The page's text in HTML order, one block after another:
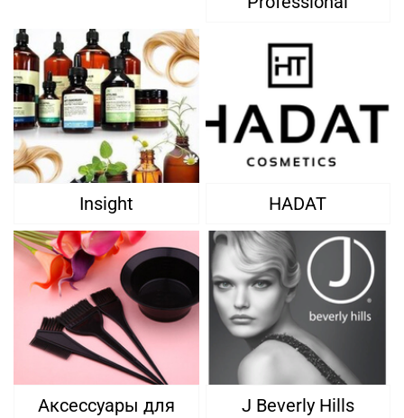
Insight HADAT
Аксессуары для
J Beverly Hills